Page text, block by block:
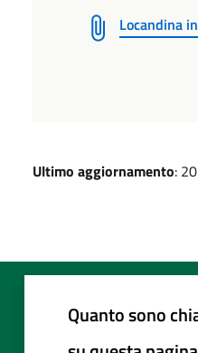
Locandina
Ultimo aggiornamento:
Quanto sono